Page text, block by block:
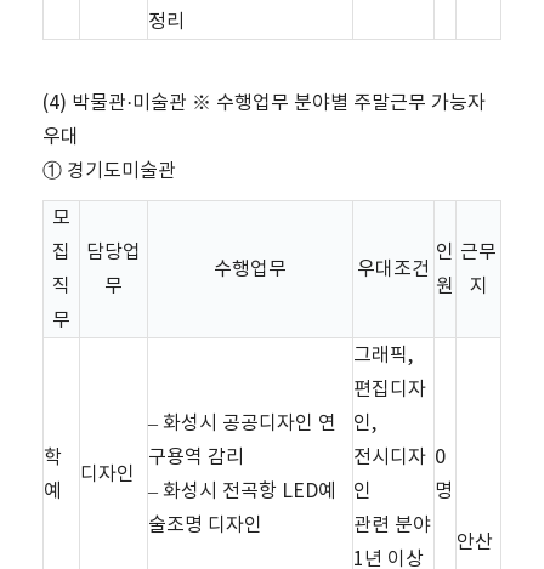
정리
(4) 박물관·미술관 ※ 수행업무 분야별 주말근무 가능자
우대
① 경기도미술관
모
집
직
무
담당업
무
수행업무 우대조건
인
원
근무
지
학
예
디자인
– 화성시 공공디자인 연
구용역 감리
– 화성시 전곡항 LED예
술조명 디자인
그래픽,
편집디자
인,
전시디자
인
관련 분야
1년 이상
0
명
안산